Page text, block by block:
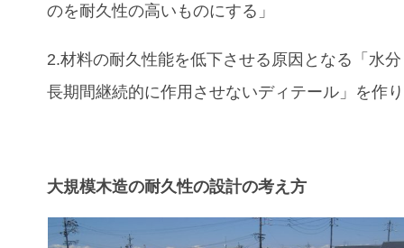
のを耐久性の高いものにする」
2.材料の耐久性能を低下させる原因となる「水
長期間継続的に作用させないディテール」を作
大規模木造の耐久性の設計の考え方